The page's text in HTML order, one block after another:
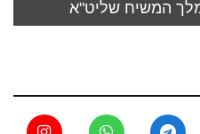
מלך המשיח שליט"א